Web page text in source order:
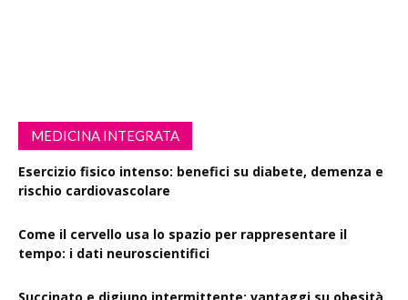
MEDICINA INTEGRATA
Esercizio fisico intenso: benefici su diabete, demenza e
rischio cardiovascolare
Come il cervello usa lo spazio per rappresentare il
tempo: i dati neuroscientifici